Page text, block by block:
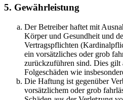
5. Gewährleistung
Der Betreiber haftet mit
Körper und Gesundheit und
Vertragspflichten
ein vorsätzliches oder grob
zurückzuführen sind. Dies gilt
Folgeschäden wie
Die Haftung ist gegenüber
vorsätzlichem oder grob